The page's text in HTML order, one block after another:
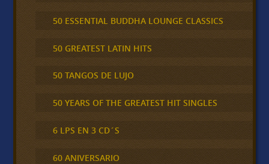
50 ESSENTIAL BUDDHA LOUNGE CLASSICS
50 GREATEST LATIN HITS
50 TANGOS DE LUJO
50 YEARS OF THE GREATEST HIT SINGLES
6 LPS EN 3 CD´S
60 ANIVERSARIO